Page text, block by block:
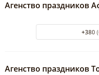
Агенство праздников
+380
Агенство праздников